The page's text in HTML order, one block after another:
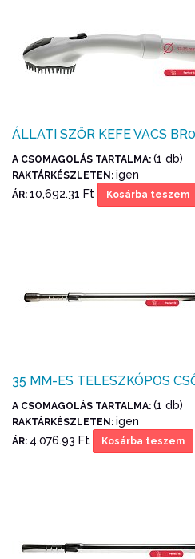
ÁLLATI SZŐR KEFE VACS
A CSOMAGOLÁS TARTALMA: (1 db)
RAKTÁRKÉSZLETEN: igen
ÁR: 10,692.31 Ft Kosárba teszem
35 MM-ES TELESZKÓPOS
A CSOMAGOLÁS TARTALMA: (1 db)
RAKTÁRKÉSZLETEN: igen
ÁR: 4,076.93 Ft Kosárba teszem